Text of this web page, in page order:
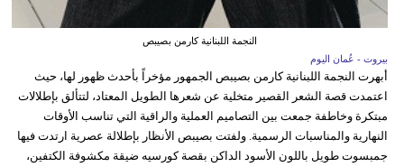
النجمة اللبنانية كارمن بصيبص
بيروت - عُمان اليوم
أبهرت النجمة اللبنانية كارمن بصيبص الجمهور مؤخراً بأحدث ظهور لها، حيث
اعتمدت قصة الشعر القصير متخلية عن شعرها الطويل المعتاد، لتتألق بإطلالات
مبتكرة وخاطفة جمعت بين التصاميم العملية والراقية التي تناسب الأوقات
النهارية والمناسبات الرسمية. ولفتت بصيبص الأنظار بإطلالة عصرية ارتدت فيها
جمبسوت طويل باللون الأسود الداكن بقصة كورسيه ضيقة مكشوفة الكتفين،